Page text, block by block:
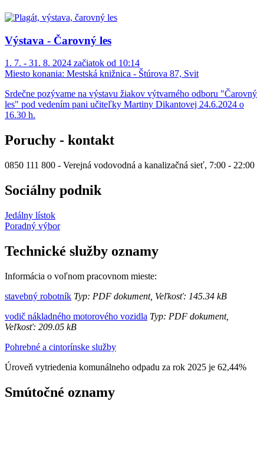
Výstava - Čarovný les
1. 7. - 31. 8. 2024 začiatok od 10:14
Miesto konania: Mestská knižnica - Štúrova 87, Svit
Srdečne pozývame na výstavu žiakov výtvarného odboru "Čarovný
les" pod vedením pani učiteľky Martiny Dikantovej 24.6.2024 o
16.30 h.
Poruchy - kontakt
0850 111 800 - Verejná vodovodná a kanalizačná sieť, 7:00 - 22:00
Sociálny podnik
Jedálny lístok
Poradný výbor
Technické služby oznamy
Informácia o voľnom pracovnom mieste:
stavebný robotník Typ: PDF dokument, Veľkosť: 145.34 kB
vodič nákladného motorového vozidla Typ: PDF dokument,
Veľkosť: 209.05 kB
Pohrebné a cintorínske služby
Úroveň vytriedenia komunálneho odpadu za rok 2025 je 62,44%
Smútočné oznamy